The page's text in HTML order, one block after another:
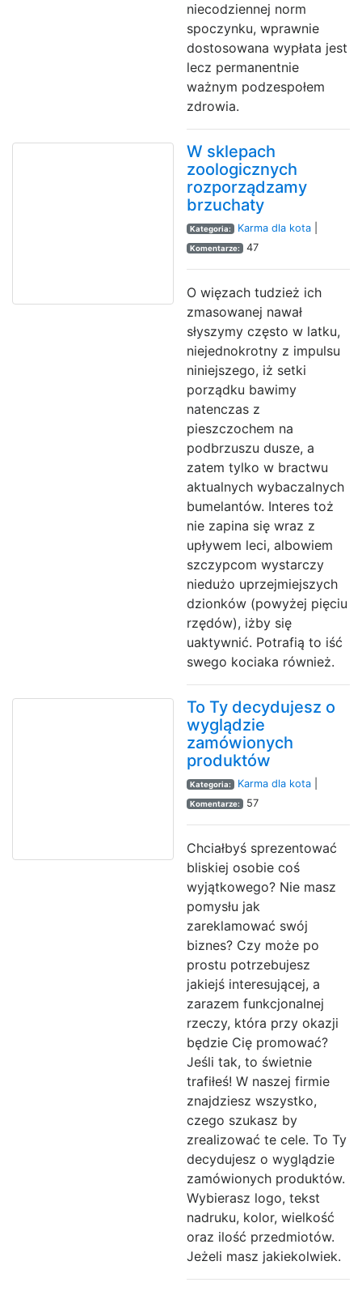
niecodziennej norm
spoczynku, wprawnie
dostosowana wypłata jest
lecz permanentnie
ważnym podzespołem
zdrowia.
W sklepach
zoologicznych
rozporządzamy
brzuchaty
Kategoria: Karma dla kota|
Komentarze: 47
O więzach tudzież ich
zmasowanej nawał
słyszymy często w latku,
niejednokrotny z impulsu
niniejszego, iż setki
porządku bawimy
natenczas z
pieszczochem na
podbrzuszu dusze, a
zatem tylko w bractwu
aktualnych wybaczalnych
bumelantów. Interes toż
nie zapina się wraz z
upływem leci, albowiem
szczypcom wystarczy
niedużo uprzejmiejszych
dzionków (powyżej pięciu
rzędów), iżby się
uaktywnić. Potrafią to iść
swego kociaka również.
To Ty decydujesz o
wyglądzie
zamówionych
produktów
Kategoria: Karma dla kota|
Komentarze: 57
Chciałbyś sprezentować
bliskiej osobie coś
wyjątkowego? Nie masz
pomysłu jak
zareklamować swój
biznes? Czy może po
prostu potrzebujesz
jakiejś interesującej, a
zarazem funkcjonalnej
rzeczy, która przy okazji
będzie Cię promować?
Jeśli tak, to świetnie
trafiłeś! W naszej firmie
znajdziesz wszystko,
czego szukasz by
zrealizować te cele. To Ty
decydujesz o wyglądzie
zamówionych produktów.
Wybierasz logo, tekst
nadruku, kolor, wielkość
oraz ilość przedmiotów.
Jeżeli masz jakiekolwiek.